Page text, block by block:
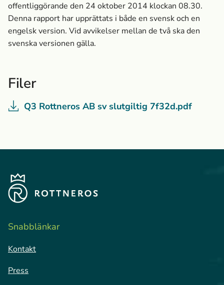
offentliggörande den 24 oktober 2014 klockan 08.30.
Denna rapport har upprättats i både en svensk och en
engelsk version. Vid avvikelser mellan de två ska den
svenska versionen gälla.
Filer
Q3 Rottneros AB sv slutgiltig 7f32d.pdf
Snabblänkar
Kontakt
Press